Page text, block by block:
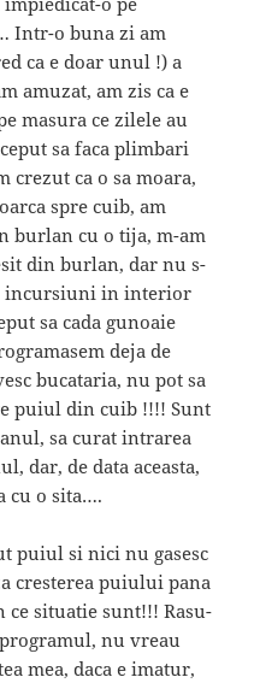
Intr-o buna zi am
ca e doar unul !) a
amuzat, am zis ca e
masura ce zilele au
sa faca plimbari
crezut ca o sa moara,
spre cuib, am
burlan cu o tija, m-am
din burlan, dar nu s-
incursiuni in interior
sa cada gunoaie
deja de
bucataria, nu pot sa
puiul din cuib !!!! Sunt
sa curat intrarea
dar, de data aceasta,
cu o sita….
puiul si nici nu gasesc
cresterea puiului pana
situatie sunt!!! Rasu-
nu vreau
mea, daca e imatur,